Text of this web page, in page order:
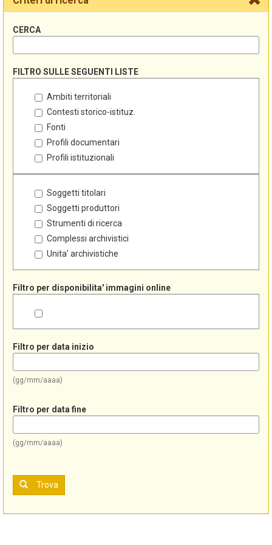
CERCA
FILTRO SULLE SEGUENTI LISTE
Ambiti territoriali
Contesti storico-istituz.
Fonti
Profili documentari
Profili istituzionali
Soggetti titolari
Soggetti produttori
Strumenti di ricerca
Complessi archivistici
Unita' archivistiche
Filtro per disponibilita' immagini online
Filtro per data inizio
(gg/mm/aaaa)
Filtro per data fine
(gg/mm/aaaa)
Trova